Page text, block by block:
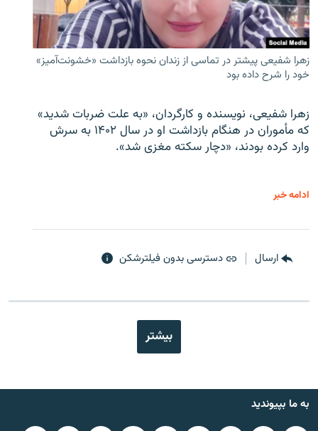
زهرا شفیعی پیشتر در تماسی از زندان نحوه بازداشت «خشونت‌آمیز»
خود را شرح داده بود
زهرا شفیعی، نویسنده و کارگردان، «به علت ضربات شدید»
که مأموران در هنگام بازداشت او در سال ۱۴۰۲ به سرش
وارد کرده بودند، «دچار سکته مغزی شد».
ادامه خبر
ارسال دسترسی بدون فیلترشکن
بیشتر
به ما بپیوندید